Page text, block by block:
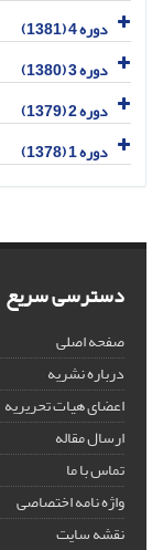
دوره 4 (1381)
دوره 3 (1380)
دوره 2 (1379)
دوره 1 (1378)
دسترسی سریع
صفحه اصلی
درباره نشریه
اعضای هیات تحریریه
ارسال مقاله
تماس با ما
واژه نامه اختصاصی
نقشه سایت